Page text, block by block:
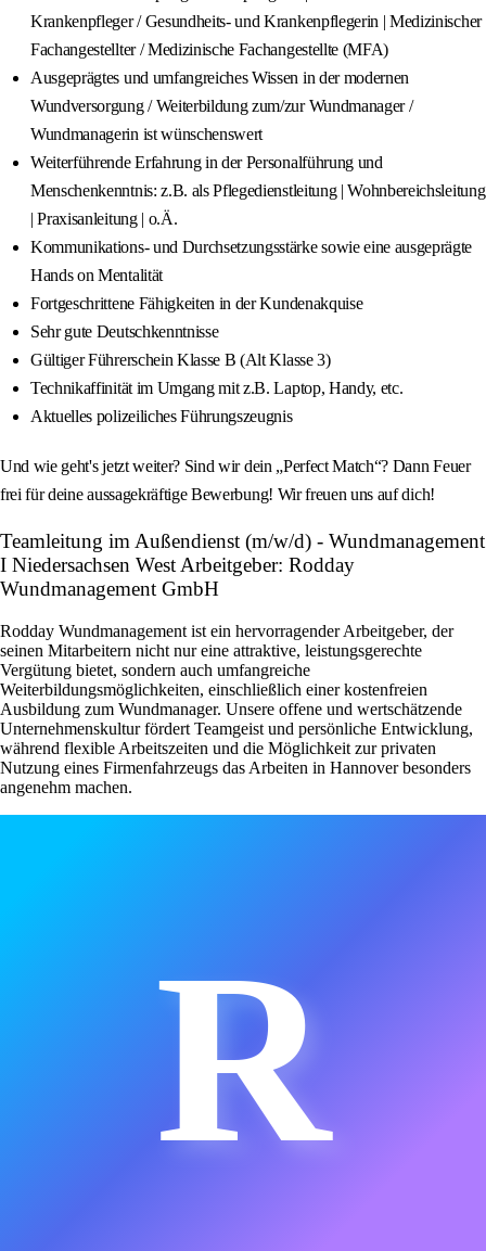
Krankenpfleger / Gesundheits- und Krankenpflegerin | Medizinischer
Fachangestellter / Medizinische Fachangestellte (MFA)
Ausgeprägtes und umfangreiches Wissen in der modernen
Wundversorgung / Weiterbildung zum/zur Wundmanager /
Wundmanagerin ist wünschenswert
Weiterführende Erfahrung in der Personalführung und
Menschenkenntnis: z.B. als Pflegedienstleitung | Wohnbereichsleitung
| Praxisanleitung | o.Ä.
Kommunikations- und Durchsetzungsstärke sowie eine ausgeprägte
Hands on Mentalität
Fortgeschrittene Fähigkeiten in der Kundenakquise
Sehr gute Deutschkenntnisse
Gültiger Führerschein Klasse B (Alt Klasse 3)
Technikaffinität im Umgang mit z.B. Laptop, Handy, etc.
Aktuelles polizeiliches Führungszeugnis
Und wie geht's jetzt weiter? Sind wir dein „Perfect Match“? Dann Feuer
frei für deine aussagekräftige Bewerbung! Wir freuen uns auf dich!
Teamleitung im Außendienst (m/w/d) - Wundmanagement
I Niedersachsen West Arbeitgeber: Rodday
Wundmanagement GmbH
Rodday Wundmanagement ist ein hervorragender Arbeitgeber, der
seinen Mitarbeitern nicht nur eine attraktive, leistungsgerechte
Vergütung bietet, sondern auch umfangreiche
Weiterbildungsmöglichkeiten, einschließlich einer kostenfreien
Ausbildung zum Wundmanager. Unsere offene und wertschätzende
Unternehmenskultur fördert Teamgeist und persönliche Entwicklung,
während flexible Arbeitszeiten und die Möglichkeit zur privaten
Nutzung eines Firmenfahrzeugs das Arbeiten in Hannover besonders
angenehm machen.
R